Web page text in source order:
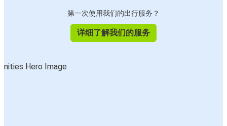
第一次使用我们的出行服务？
详细了解我们的服务